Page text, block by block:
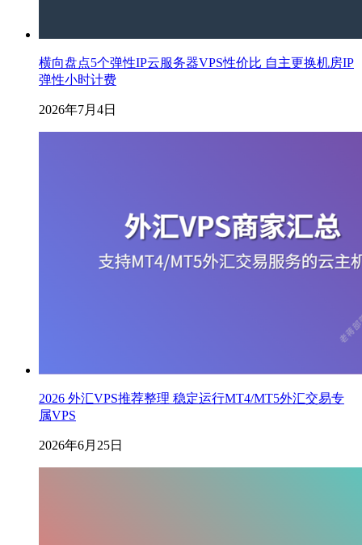
横向盘点5个弹性IP云服务器VPS性价比 自主更换机房IP
弹性小时计费
2026年7月4日
2026 外汇VPS推荐整理 稳定运行MT4/MT5外汇交易专
属VPS
2026年6月25日